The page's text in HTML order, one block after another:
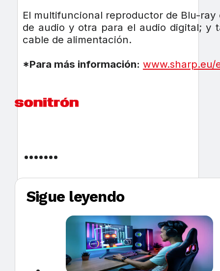
El multifuncional reproductor de Blu-
de audio y otra para el audio digital; y
cable de alimentación.
*Para más información: www.sharp.eu/
Sigue leyendo